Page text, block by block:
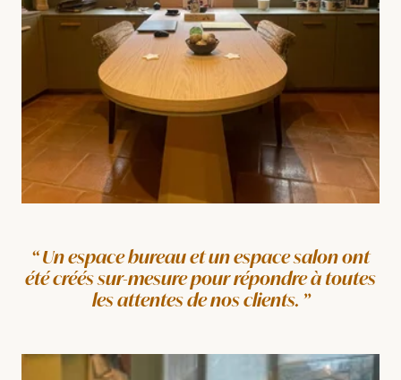
Un espace bureau et un espace salon ont
été créés sur-mesure pour répondre à toutes
les attentes de nos clients.